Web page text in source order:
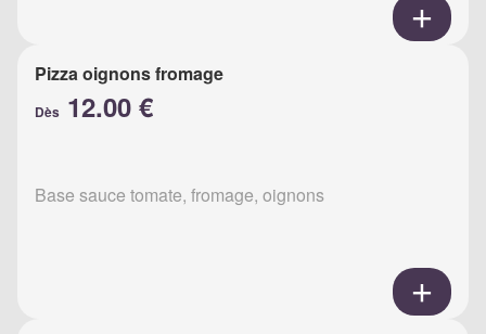
Pizza oignons fromage
Dès 12.00 €
Base sauce tomate, fromage, oignons